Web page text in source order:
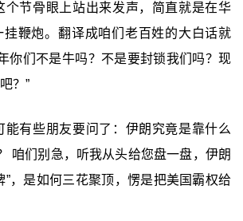
个节骨眼上站出来发声，简直就是在华
挂鞭炮。翻译成咱们老百姓的大白话就
你们不是牛吗？不是要封锁我们吗？现
？”
能有些朋友要问了：伊朗究竟是靠什么
咱们别急，听我从头给您盘一盘，伊朗
”，是如何三花聚顶，愣是把美国霸权给